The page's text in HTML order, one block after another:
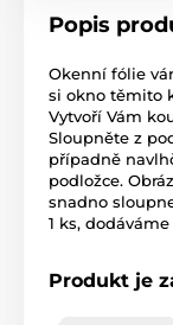
Popis
Okenní fólie
si okno těmito
Vytvoří Vám
Sloupněte z
případně
podložce.
snadno
1 ks,
Produkt je